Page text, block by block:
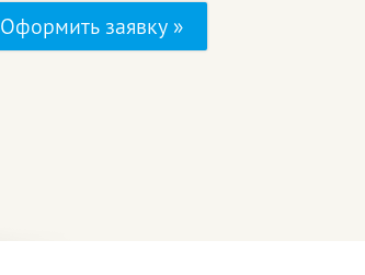
Оформить заявку »